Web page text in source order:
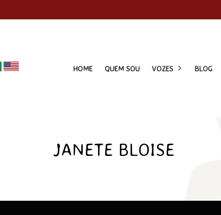
HOME QUEM SOU VOZES BLOG
JANETE BLOISE